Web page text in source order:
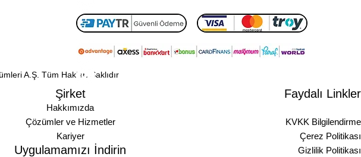
A.Ş. Tüm Hakları Saklıdır
Şirket
Hakkımızda
Çözümler ve Hizmetler
Kariyer
Uygulamamızı İndirin
Faydalı Linkler
KVKK Bilgilendirme
Çerez Politikası
Gizlilik Politikası